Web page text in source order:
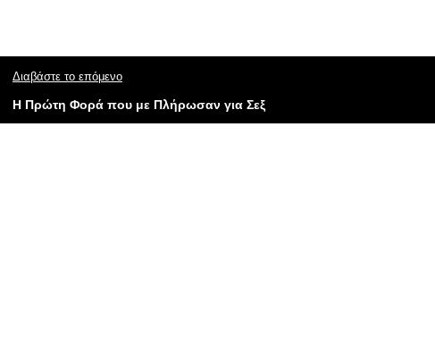
Διαβάστε το επόμενο
H Πρώτη Φορά που με Πλήρωσαν για Σεξ